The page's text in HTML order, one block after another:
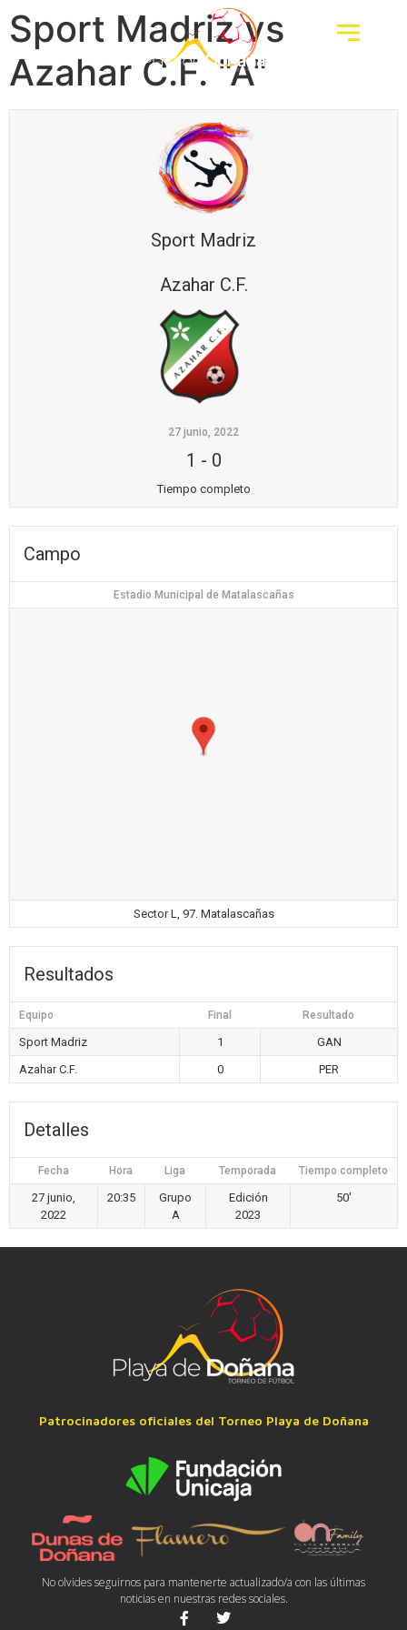
Sport Madriz vs
Azahar C.F. "A"
Sport Madriz
Azahar C.F.
27 junio, 2022
1 - 0
Tiempo completo
Campo
Estadio Municipal de Matalascañas
Sector L, 97. Matalascañas
Resultados
Equipo Final Resultado
Sport Madriz 1
GAN
Azahar C.F.
0 PER
Detalles
Fecha Hora Liga Temporada Tiempo completo
27 junio,
2022
20:35
Grupo
A
Edición
2023
50'
Patrocinadores oficiales del Torneo Playa de Doñana
No olvides seguirnos para mantenerte actualizado/a con las últimas
noticias en nuestras redes sociales.